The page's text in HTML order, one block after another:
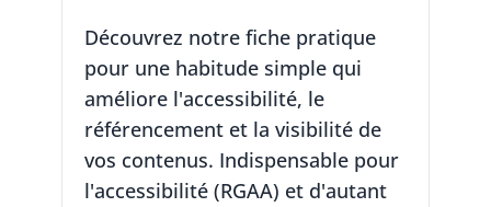
Découvrez notre fiche pratique
pour une habitude simple qui
améliore l'accessibilité, le
référencement et la visibilité de
vos contenus. Indispensable pour
l'accessibilité (RGAA) et d'autant